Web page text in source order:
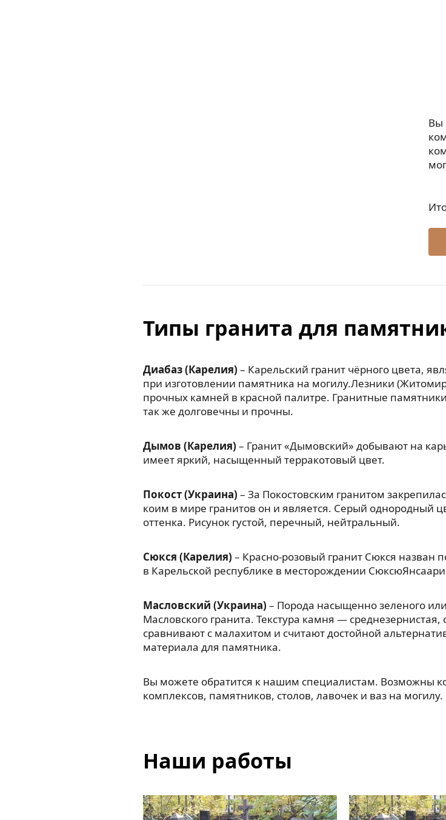
Вы
Типы гранита для
Диабаз (Карелия) – Карельский гранит чёрного цвета,
при изготовлении памятника на могилу.Лезники
прочных камней в красной палитре. Гранитные
так же долговечны и прочны.
Дымов (Карелия) – Гранит «Дымовский» добывают на
имеет яркий, насыщенный терракотовый цвет.
Покост (Украина) – За Покостовским гранитом
коим в мире гранитов он и является. Серый однородный
оттенка. Рисунок густой, перечный, нейтральный.
Сюкся (Карелия) – Красно-розовый гранит Сюкся назван
в Карельской республике в месторождении
Масловский (Украина) – Порода насыщенно зеленого
Масловского гранита. Текстура камня —
сравнивают с малахитом и считают достойной
материала для памятника.
Вы можете обратится к нашим специалистам. Возможны
комплексов, памятников, столов, лавочек и ваз на могилу.
Наши работы